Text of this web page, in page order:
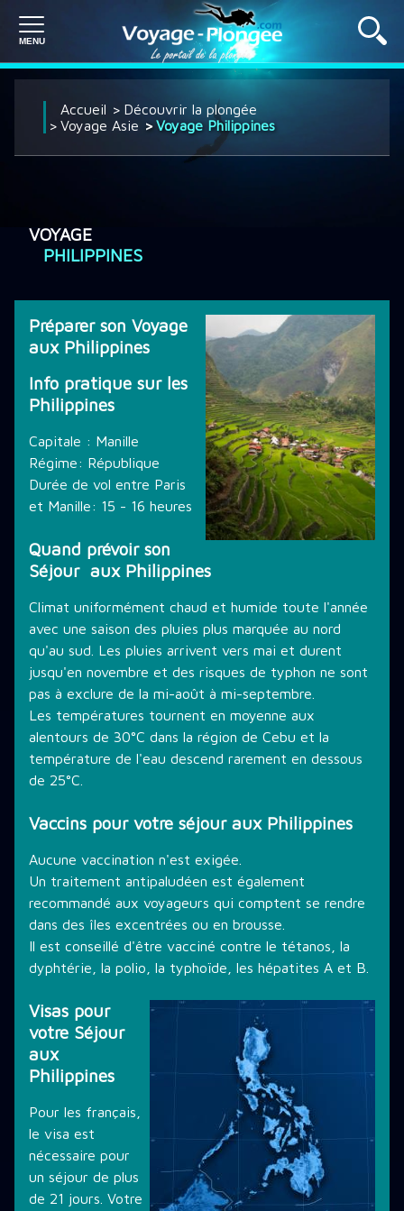
SÉJOUR PLONGÉE
CROISIÈRE PLONGÉE
THÉMATIQUE DE PLONGÉE
LES PROMOTIONS
STAGE PLONGÉE
INFORMATIONS PRATIQUES
CONTACT
Accueil
Découvrir la plongée
Voyage Asie
Voyage Philippines
VOYAGE
PHILIPPINES
Préparer son Voyage
aux Philippines
Info pratique sur les
Philippines
Capitale : Manille
Régime: République
Durée de vol entre Paris
et Manille: 15 - 16 heures
Quand prévoir son
Séjour aux Philippines
Climat uniformément chaud et humide toute l'année
avec une saison des pluies plus marquée au nord
qu'au sud. Les pluies arrivent vers mai et durent
jusqu'en novembre et des risques de typhon ne sont
pas à exclure de la mi-août à mi-septembre.
Les températures tournent en moyenne aux
alentours de 30°C dans la région de Cebu et la
température de l'eau descend rarement en dessous
de 25°C.
Vaccins pour votre séjour aux Philippines
Aucune vaccination n'est exigée.
Un traitement antipaludéen est également
recommandé aux voyageurs qui comptent se rendre
dans des îles excentrées ou en brousse.
Il est conseillé d'être vacciné contre le tétanos, la
dyphtérie, la polio, la typhoïde, les hépatites A et B.
Visas pour
votre Séjour
aux
Philippines
Pour les français,
le visa est
nécessaire pour
un séjour de plus
de 21 jours. Votre